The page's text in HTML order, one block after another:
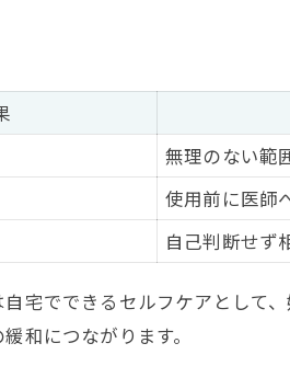
イント
向けストレッチ
ッチ一覧
ストレッチ法
ィ体操の実践
いポイント
習慣
無理のない範
使用前に医師
自己判断せず
宅でできるセルフケアとして
和につながります。